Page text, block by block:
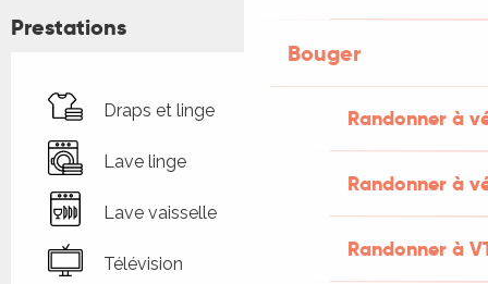
Bouger
Randonner à
Randonner à
Randonner à
Prestations
Draps et linge
Lave linge
Lave vaisselle
Télévision